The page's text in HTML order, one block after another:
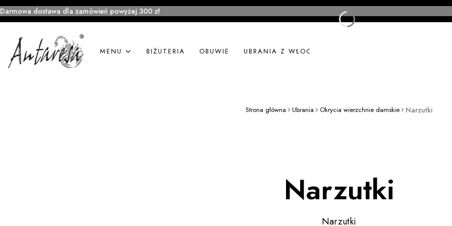
Darmowa dostawa dla zamówień powyżej 300 zł
MENU BIŻUTERIA OBUWIE UBRANIA Z WŁOCH
Strona główna Ubrania Okrycia wierzchnie damskie Narzutki
Narzutki
Narzutki